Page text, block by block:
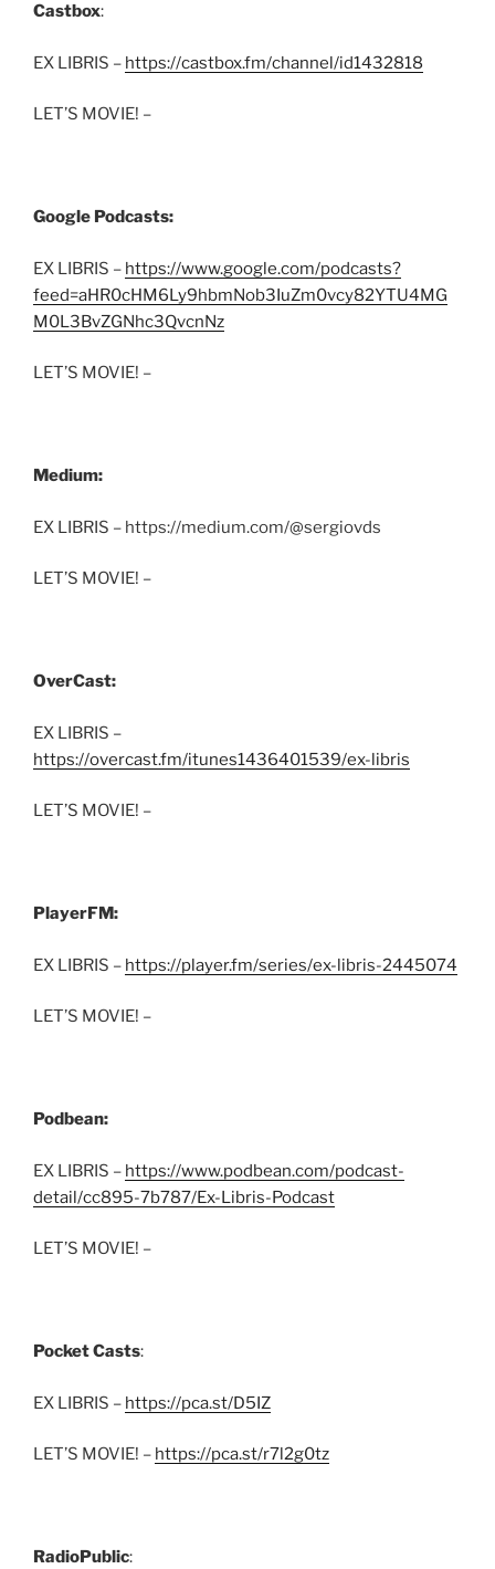
Castbox:
EX LIBRIS – https://castbox.fm/channel/id1432818
LET’S MOVIE! –
Google Podcasts:
EX LIBRIS – https://www.google.com/podcasts?
feed=aHR0cHM6Ly9hbmNob3IuZm0vcy82YTU4MG
M0L3BvZGNhc3QvcnNz
LET’S MOVIE! –
Medium:
EX LIBRIS – https://medium.com/@sergiovds
LET’S MOVIE! –
OverCast:
EX LIBRIS –
https://overcast.fm/itunes1436401539/ex-libris
LET’S MOVIE! –
PlayerFM:
EX LIBRIS – https://player.fm/series/ex-libris-2445074
LET’S MOVIE! –
Podbean:
EX LIBRIS – https://www.podbean.com/podcast-
detail/cc895-7b787/Ex-Libris-Podcast
LET’S MOVIE! –
Pocket Casts:
EX LIBRIS – https://pca.st/D5IZ
LET’S MOVIE! – https://pca.st/r7l2g0tz
RadioPublic: